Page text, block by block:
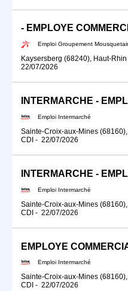
- EMPLOYE
Emploi Groupement
Kaysersberg (68240), Haut-
22/07/2026
Emploi Intermarché
Sainte-Croix-aux-Mines
CDI - 22/07/2026
Emploi Intermarché
Sainte-Croix-aux-Mines
CDI - 22/07/2026
EMPLOYE
Emploi Intermarché
Sainte-Croix-aux-Mines
CDI - 22/07/2026